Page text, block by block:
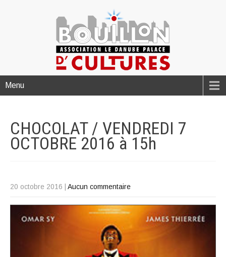
Menu
CHOCOLAT / VENDREDI 7
OCTOBRE 2016 à 15h
20 octobre 2016 Aucun commentaire